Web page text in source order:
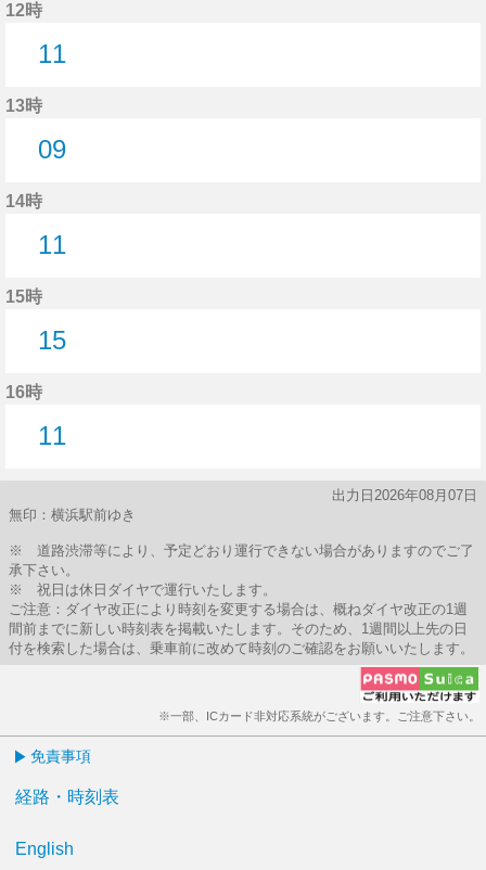
12時
11
13時
09
14時
11
15時
15
16時
11
出力日2026年08月07日
無印：横浜駅前ゆき
※ 道路渋滞等により、予定どおり運行できない場合がありますのでご了
承下さい。
※ 祝日は休日ダイヤで運行いたします。
ご注意：ダイヤ改正により時刻を変更する場合は、概ねダイヤ改正の1週
間前までに新しい時刻表を掲載いたします。そのため、1週間以上先の日
付を検索した場合は、乗車前に改めて時刻のご確認をお願いいたします。
※一部、ICカード非対応系統がございます。ご注意下さい。
免責事項
経路・時刻表
English